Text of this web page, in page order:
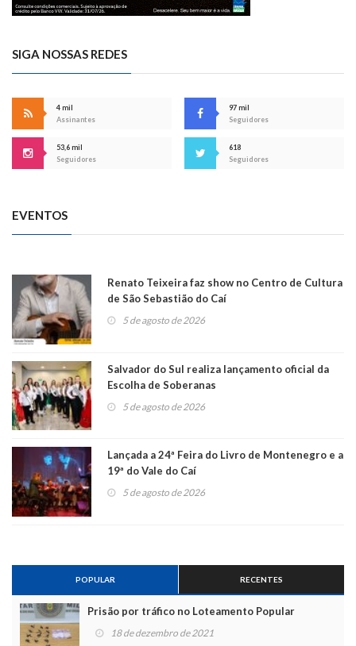
SIGA NOSSAS REDES
4 mil
Assinantes
97 mil
Seguidores
53,6 mil
Seguidores
618
Seguidores
EVENTOS
Renato Teixeira faz show no Centro de Cultura
de São Sebastião do Caí
5 de agosto de 2026
Salvador do Sul realiza lançamento oficial da
Escolha de Soberanas
5 de agosto de 2026
Lançada a 24ª Feira do Livro de Montenegro e a
19ª do Vale do Caí
5 de agosto de 2026
POPULAR RECENTES
Prisão por tráfico no Loteamento Popular
18 de dezembro de 2021